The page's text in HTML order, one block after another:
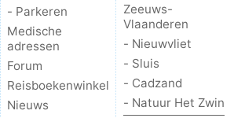
- Parkeren
Medische
adressen
Forum
Reisboekenwinkel
Nieuws
Zeeuws-
Vlaanderen
- Nieuwvliet
- Sluis
- Cadzand
- Natuur Het Zwin